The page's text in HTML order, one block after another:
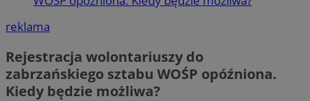
reklama
Rejestracja wolontariuszy do
zabrzańskiego sztabu WOŚP opóźniona.
Kiedy będzie możliwa?